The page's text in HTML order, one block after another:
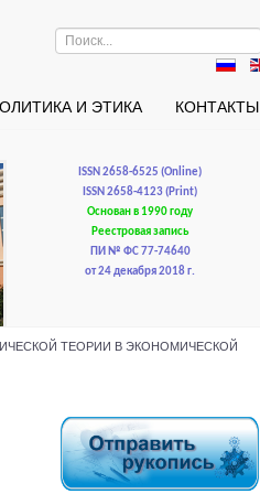
Искать...
И ЭТИКА КОНТАКТЫ
ISSN 2658-6525 (Online)
ISSN 2658-4123 (Print)
Основан в 1990 году
Реестровая запись
ПИ № ФС 77-74640
от 24 декабря 2018 г.
ТЕОРИИ В ЭКОНОМИЧЕСКОЙ